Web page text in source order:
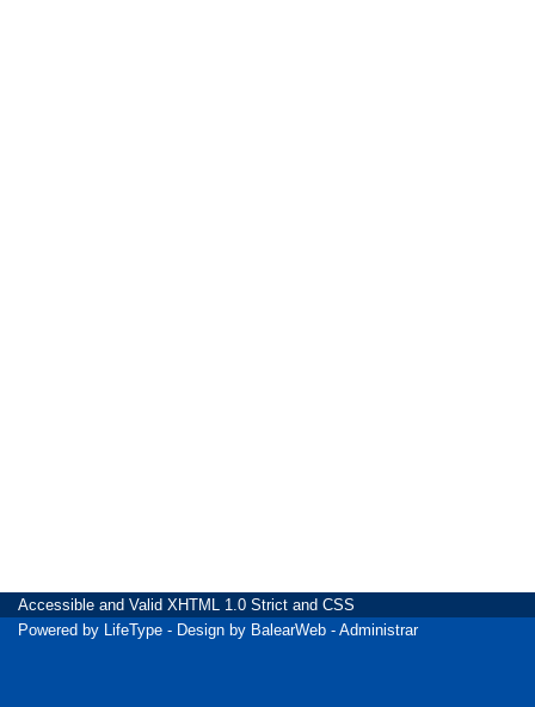
Accessible and Valid XHTML 1.0 Strict and CSS
Powered by LifeType - Design by BalearWeb - Administrar